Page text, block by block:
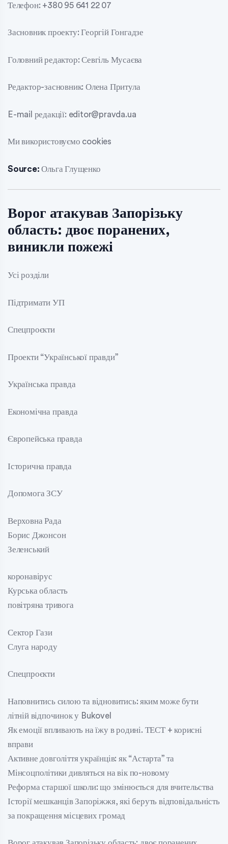
Телефон: +380 95 641 22 07
Засновник проекту: Георгій Гонгадзе
Головний редактор: Севгіль Мусаєва
Редактор-засновник: Олена Притула
E-mail редакції: editor@pravda.ua
Ми використовуємо cookies
Source: Ольга Глущенко
Ворог атакував Запорізьку
область: двоє поранених,
виникли пожежі
Усі розділи
Підтримати УП
Спецпроєкти
Проекти “Української правди”
Українська правда
Економічна правда
Європейська правда
Історична правда
Допомога ЗСУ
Верховна Рада
Борис Джонсон
Зеленський
коронавірус
Курська область
повітряна тривога
Сектор Гази
Слуга народу
Спецпроєкти
Наповнитись силою та відновитись: яким може бути
літній відпочинок у Bukovel
Як емоції впливають на їжу в родині. ТЕСТ + корисні
вправи
Активне довголіття українців: як “Астарта” та
Мінсоцполітики дивляться на вік по-новому
Реформа старшої школи: що змінюється для вчительства
Історії мешканців Запоріжжя, які беруть відповідальність
за покращення місцевих громад